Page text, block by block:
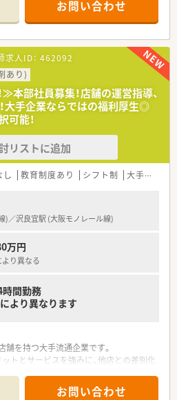
意されています
、社外で活躍する従業員、将来経営幹部
師として様々な活躍ができるフィールド
（土日休み・19時までの勤務）どちらか
す
医療モール・クリニック併設店舗」「敷
化型店舗」など様々な店舗を運営してい
組んでおり「訪問調剤特化型店舗」を
は業界最多の51店舗設置しています
定企業」「健康経営優良法人2023（大規模
得し一人ひとりが働きやすい環境が整備
お問い合わせ
求人ID： 462092
あり)
≫本部社員募集！店舗の運営指導、
大手企業ならではの福利厚生◎
可能！
リストに追加
し 教育制度あり シフト制 大手チェーン以外
)／沢良宜駅 (大阪モノレール線)
万円
より異なる
間勤務
より異なります
舗を持つ大手流通企業です。
トとサービスを強みに、他店との差別化
と調剤薬局を併設し、セルフメディケー
。
お問い合わせ